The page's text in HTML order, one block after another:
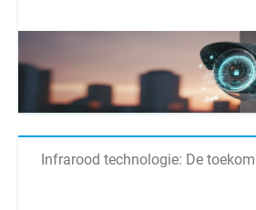
Infrarood technologie: De